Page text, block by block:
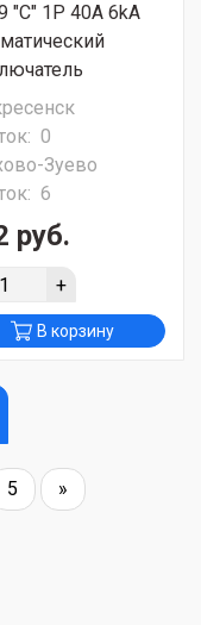
"C" 1P 40A 6kA
0
Зуево
6
руб.
+
В корзину
5 »